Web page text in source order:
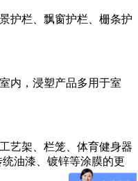
护栏、飘窗护栏、栅条护
内，浸塑产品多用于室
艺架、栏笼、体育健身器
油漆、镀锌等涂膜的更